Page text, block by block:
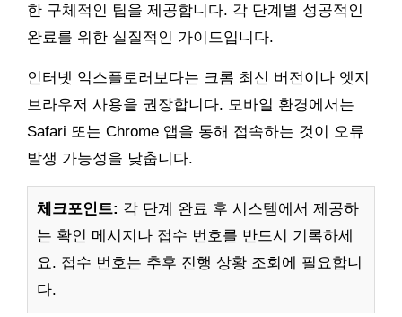
한 구체적인 팁을 제공합니다. 각 단계별 성공적인
완료를 위한 실질적인 가이드입니다.
인터넷 익스플로러보다는 크롬 최신 버전이나 엣지
브라우저 사용을 권장합니다. 모바일 환경에서는
Safari 또는 Chrome 앱을 통해 접속하는 것이 오류
발생 가능성을 낮춥니다.
체크포인트: 각 단계 완료 후 시스템에서 제공하
는 확인 메시지나 접수 번호를 반드시 기록하세
요. 접수 번호는 추후 진행 상황 조회에 필요합니
다.